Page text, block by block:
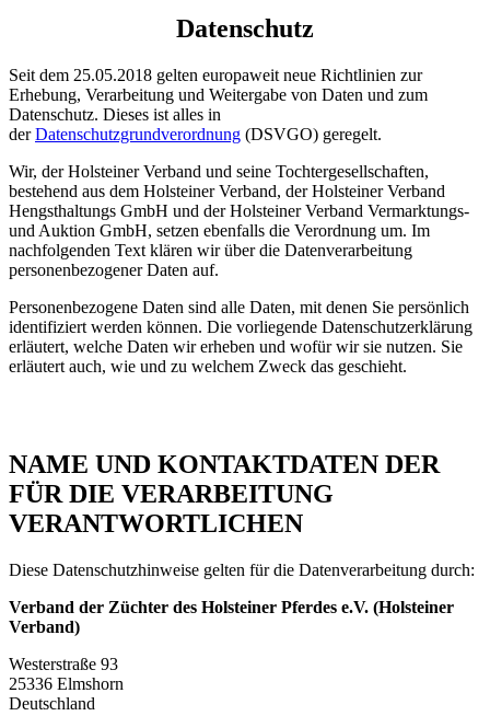
Datenschutz
Seit dem 25.05.2018 gelten europaweit neue Richtlinien zur
Erhebung, Verarbeitung und Weitergabe von Daten und zum
Datenschutz. Dieses ist alles in
derDatenschutzgrundverordnung (DSVGO) geregelt.
Wir, der Holsteiner Verband und seine Tochtergesellschaften,
bestehend aus dem Holsteiner Verband, der Holsteiner Verband
Hengsthaltungs GmbH und der Holsteiner Verband Vermarktungs-
und Auktion GmbH, setzen ebenfalls die Verordnung um. Im
nachfolgenden Text klären wir über die Datenverarbeitung
personenbezogener Daten auf.
Personenbezogene Daten sind alle Daten, mit denen Sie persönlich
identifiziert werden können. Die vorliegende Datenschutzerklärung
erläutert, welche Daten wir erheben und wofür wir sie nutzen. Sie
erläutert auch, wie und zu welchem Zweck das geschieht.
NAME UND KONTAKTDATEN DER
FÜR DIE VERARBEITUNG
VERANTWORTLICHEN
Diese Datenschutzhinweise gelten für die Datenverarbeitung durch:
Verband der Züchter des Holsteiner Pferdes e.V. (Holsteiner
Verband)
Westerstraße 93
25336 Elmshorn
Deutschland